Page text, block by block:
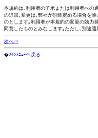
本規約は､利用者の了承または利用者への
の追加､変更は､弊社が別途定める場合を
のとします｡利用者が本規約の変更の効力
同意したものとみなします｡ただし､別途
次へ⇒
�ﾒｲﾝﾒﾆｭｰへ戻る